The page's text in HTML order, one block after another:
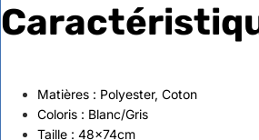
Matières : Polyester, Coton
Coloris : Blanc/Gris
Taille : 48x74cm